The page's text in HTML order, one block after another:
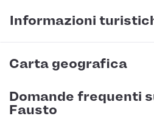
Informazioni
Carta geografica
Domande frequenti
Fausto